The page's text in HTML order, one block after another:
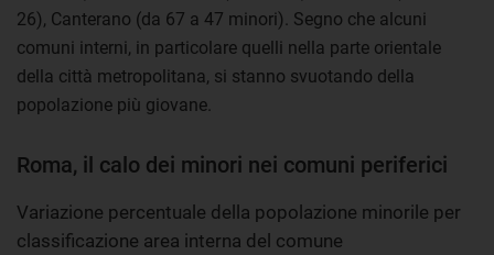
26), Canterano (da 67 a 47 minori). Segno che alcuni
comuni interni, in particolare quelli nella parte orientale
della città metropolitana, si stanno svuotando della
popolazione più giovane.
Roma, il calo dei minori nei comuni periferici
Variazione percentuale della popolazione minorile per
classificazione area interna del comune